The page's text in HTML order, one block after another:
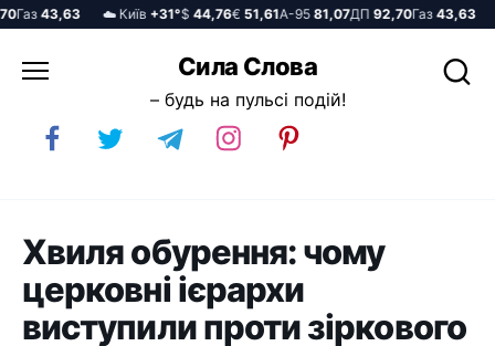
43,63 ☁️ Київ+31°$44,76€51,61А-9581,07ДП92,70Газ43,63 ☁️
до
Сила Слова
– будь на пульсі подій!
Хвиля обурення: чому
церковні ієрархи
виступили проти зіркового